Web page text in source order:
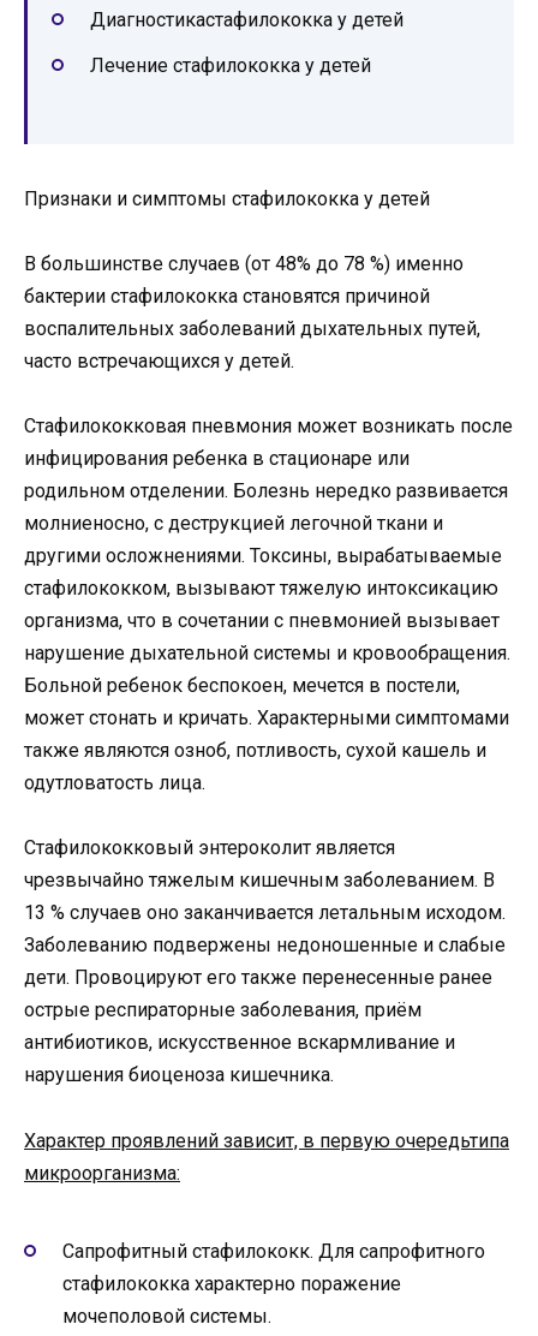
Диагностикастафилококка у детей
Лечение стафилококка у детей
Признаки и симптомы стафилококка у детей
В большинстве случаев (от 48% до 78 %) именно
бактерии стафилококка становятся причиной
воспалительных заболеваний дыхательных путей,
часто встречающихся у детей.
Стафилококковая пневмония может возникать после
инфицирования ребенка в стационаре или
родильном отделении. Болезнь нередко развивается
молниеносно, с деструкцией легочной ткани и
другими осложнениями. Токсины, вырабатываемые
стафилококком, вызывают тяжелую интоксикацию
организма, что в сочетании с пневмонией вызывает
нарушение дыхательной системы и кровообращения.
Больной ребенок беспокоен, мечется в постели,
может стонать и кричать. Характерными симптомами
также являются озноб, потливость, сухой кашель и
одутловатость лица.
Стафилококковый энтероколит является
чрезвычайно тяжелым кишечным заболеванием. В
13 % случаев оно заканчивается летальным исходом.
Заболеванию подвержены недоношенные и слабые
дети. Провоцируют его также перенесенные ранее
острые респираторные заболевания, приём
антибиотиков, искусственное вскармливание и
нарушения биоценоза кишечника.
Характер проявлений зависит, в первую очередьтипа
микроорганизма:
Сапрофитный стафилококк. Для сапрофитного
стафилококка характерно поражение
мочеполовой системы.